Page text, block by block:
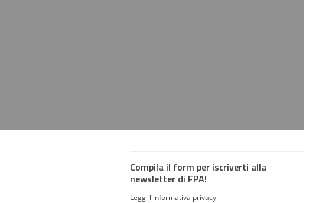
Compila il form per iscriverti alla
newsletter di FPA!
Leggi l'informativa privacy